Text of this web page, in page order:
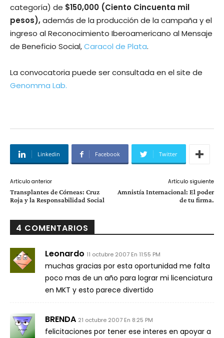
categorí­a) de $150,000 (Ciento Cincuenta mil
pesos),además de la producción de la campaña y el
ingreso al Reconocimiento Iberoamericano al Mensaje
de Beneficio Social,Caracol de Plata.
La convocatoria puede ser consultada en el site de
Genomma Lab.
Linkedin Facebook Twitter
Artículo anterior
Transplantes de Córneas: Cruz
Roja y la Responsabilidad Social
Artículo siguiente
Amnistí­a Internacional: El poder
de tu firma.
4 COMENTARIOS
Leonardo 11 octubre 2007 En 11:55 PM
muchas gracias por esta oportunidad me falta
poco mas de un año para lograr mi licenciatura
en MKT y esto parece divertido
BRENDA 21 octubre 2007 En 8:25 PM
felicitaciones por tener ese interes en apoyar a